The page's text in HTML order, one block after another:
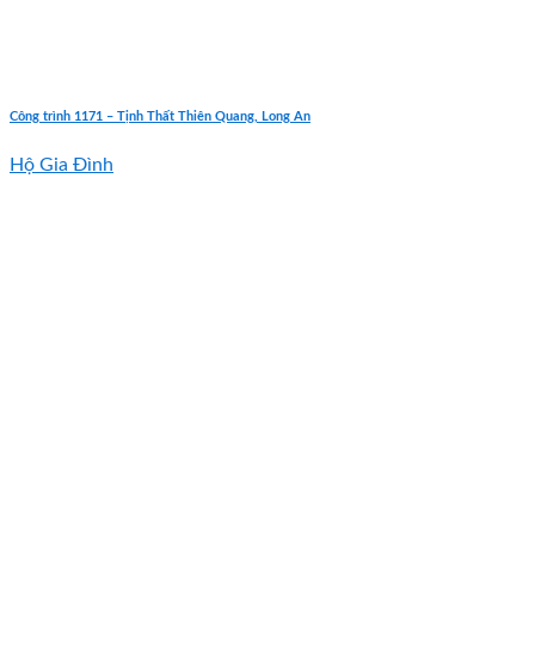
Công trình 1171 – Tịnh Thất Thiên Quang, Long An
Hộ Gia Đình